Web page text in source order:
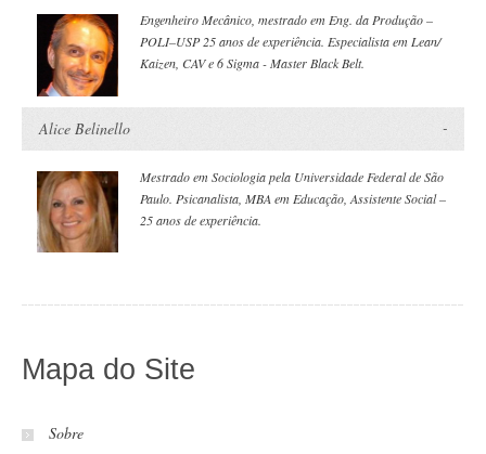
Engenheiro Mecânico, mestrado em Eng. da Produção –
POLI–USP 25 anos de experiência. Especialista em Lean/
Kaizen, CAV e 6 Sigma - Master Black Belt.
Alice Belinello
Mestrado em Sociologia pela Universidade Federal de São
Paulo. Psicanalista, MBA em Educação, Assistente Social –
25 anos de experiência.
Mapa do Site
Sobre